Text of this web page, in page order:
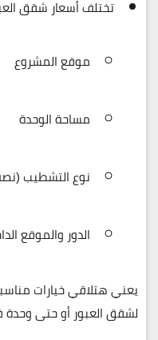
تختلف أسعار شقق
موقع المشروع
مساحة الوحدة
نوع التشطيب
الدور والموقع
يعني هتلاقي خيارات
لشقق العبور أو حتى وحدة